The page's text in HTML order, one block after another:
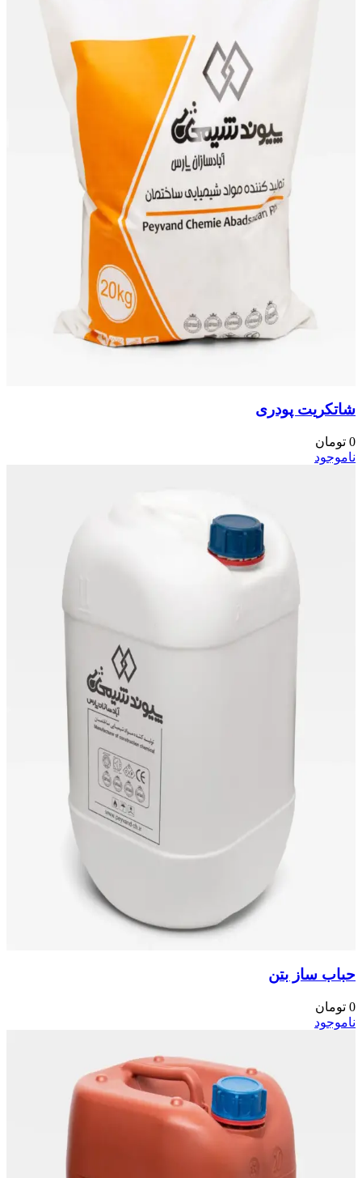
شاتکریت پودری
0 تومان
ناموجود
حباب ساز بتن
0 تومان
ناموجود